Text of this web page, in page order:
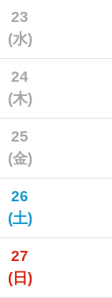
23
(水)
24
(木)
25
(金)
26
(土)
27
(日)